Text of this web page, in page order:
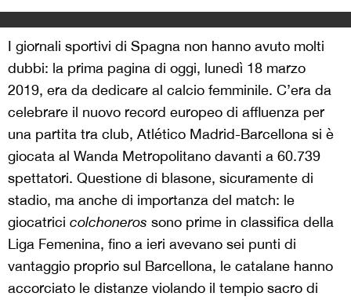
I giornali sportivi di Spagna non hanno avuto molti
dubbi: la prima pagina di oggi, lunedì 18 marzo
2019, era da dedicare al calcio femminile. C’era da
celebrare il nuovo record europeo di affluenza per
una partita tra club, Atlético Madrid-Barcellona si è
giocata al Wanda Metropolitano davanti a 60.739
spettatori. Questione di blasone, sicuramente di
stadio, ma anche di importanza del match: le
giocatrici colchoneros sono prime in classifica della
Liga Femenina, fino a ieri avevano sei punti di
vantaggio proprio sul Barcellona, le catalane hanno
accorciato le distanze violando il tempio sacro di